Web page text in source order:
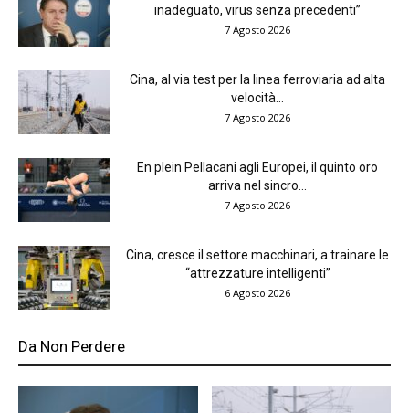
inadeguato, virus senza precedenti”
7 Agosto 2026
Cina, al via test per la linea ferroviaria ad alta
velocità...
7 Agosto 2026
En plein Pellacani agli Europei, il quinto oro
arriva nel sincro...
7 Agosto 2026
Cina, cresce il settore macchinari, a trainare le
“attrezzature intelligenti”
6 Agosto 2026
Da Non Perdere